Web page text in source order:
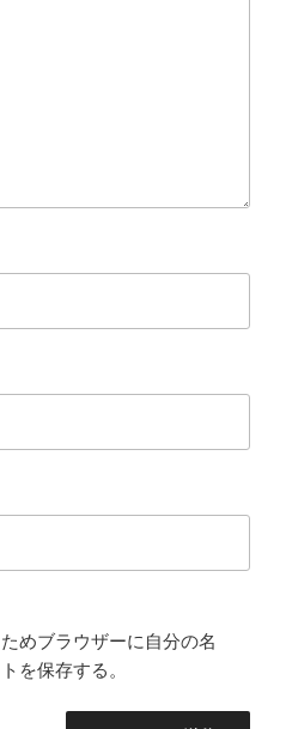
めブラウザーに自分の名
を保存する。